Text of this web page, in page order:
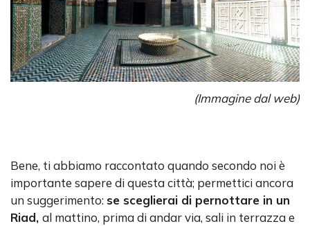
(Immagine dal web)
Bene, ti abbiamo raccontato quando secondo noi è
importante sapere di questa città; permettici ancora
un suggerimento: se sceglierai di pernottare in un
Riad, al mattino, prima di andar via, sali in terrazza e